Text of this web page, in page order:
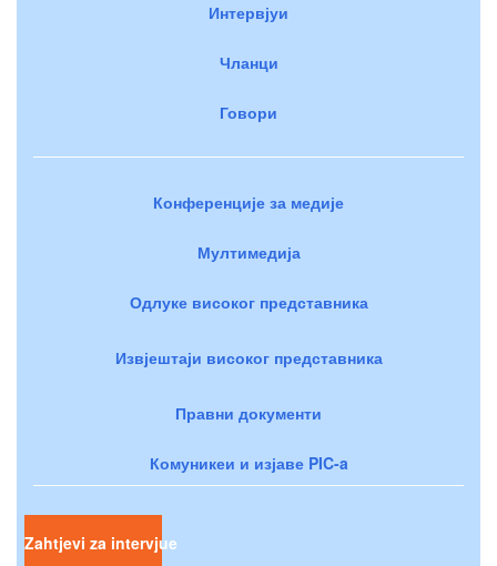
Интервјуи
Чланци
Говори
Конференције за медије
Мултимедија
Одлуке високог представника
Извјештаји високог представника
Правни документи
Комуникеи и изјаве PIC-a
Zahtjevi za intervjue